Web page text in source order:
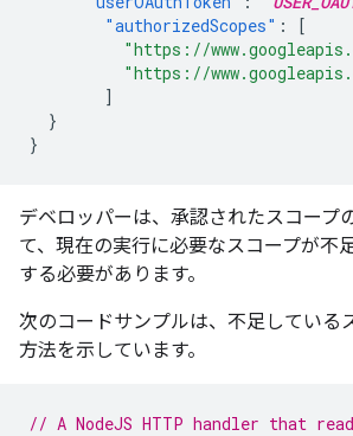
"authorizedScopes" :
[
"https://
"https://
]
}
}
デベロッパーは、承認されたスコープ
て、現在の実行に必要なスコープが不
する必要があります。
次のコードサンプルは、不足している
方法を示しています。
// A NodeJS HTTP handler that